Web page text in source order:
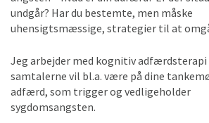
undgår? Har du bestemte, men måske
uhensigtsmæssige, strategier til at
Jeg arbejder med kognitiv adfærdsterapi
samtalerne vil bl.a. være på dine
adfærd, som trigger og vedligeholder
sygdomsangsten.